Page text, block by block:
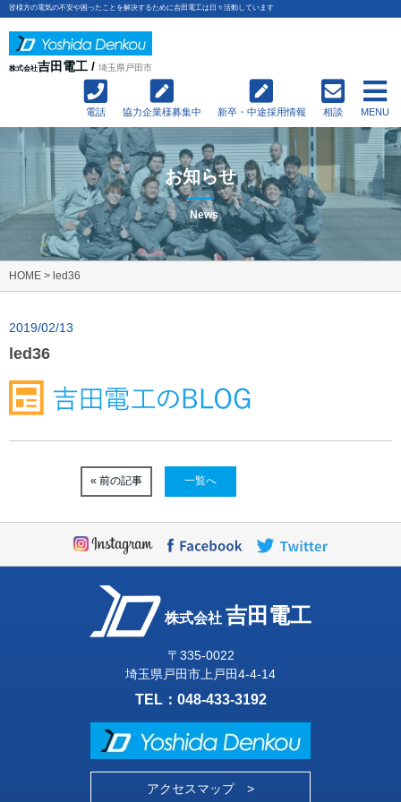
皆様方の電気の不安や困ったことを解決するために吉田電工は日々活動しています
株式会社吉田電工 / 埼玉県戸田市
電話 協力企業様募集中 新卒・中途採用情報 相談 MENU
お知らせ
News
HOME > led36
2019/02/13
led36
« 前の記事 一覧へ
株式会社 吉田電工
〒335-0022
埼玉県戸田市上戸田4-4-14
TEL： 048-433-3192
アクセスマップ >